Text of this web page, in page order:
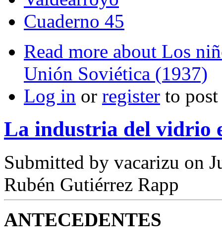
Cuaderno 45
Read more about Los
Unión Soviética (1937)
Log in or register to
La industria del vidrio
Submitted by vacarizu on
Rubén Gutiérrez Rapp
ANTECEDENTES